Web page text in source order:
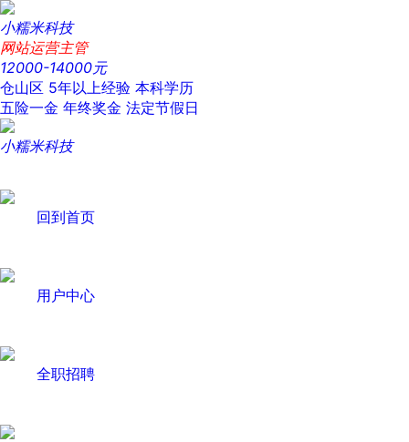
小糯米科技
网站运营主管
12000-14000元
仓山区 5年以上经验 本科学历
五险一金 年终奖金 法定节假日
小糯米科技
回到首页
用户中心
全职招聘